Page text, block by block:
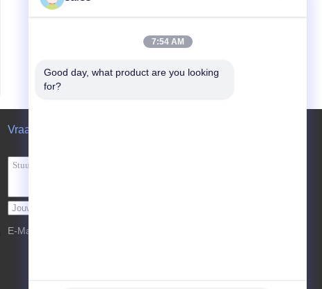
Vraag een offerte aan
E-Mail
7:54 AM
Good day, what product are you looking
for?